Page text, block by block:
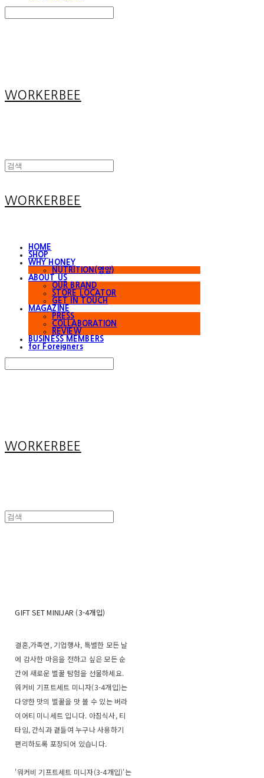
WORKERBEE
WORKERBEE
HOME
SHOP
WHY HONEY
NUTRITION(영양)
ABOUT US
OUR BRAND
STORE LOCATOR
GET IN TOUCH
MAGAZINE
PRESS
COLLABORATION
REVIEW
BUSINESS MEMBERS
for Foreigners
WORKERBEE
GIFT SET MINIJAR (3-4개입)
결혼,가족연, 기업행사, 특별한 모든 날
에 감사한 마음을 전하고 싶은 모든 순
간에 새로운 벌꿀 탐험을 선물하세요.
워커비 기프트세트 미니자(3-4개입)는
다양한 맛의 벌꿀을 맛 볼 수 있는 버라
이어티 미니세트 입니다. 아침식사, 티
타임, 간식과 곁들여 누구나 사용하기
편리하도록 포장되어 있습니다.
'워커비 기프트세트 미니자(3-4개입)'는